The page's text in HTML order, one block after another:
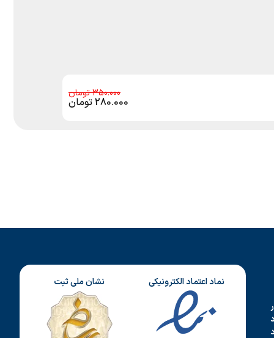
350.000
280.000تومان
نماد اعتماد الکترونیکی نشان ملی ثبت